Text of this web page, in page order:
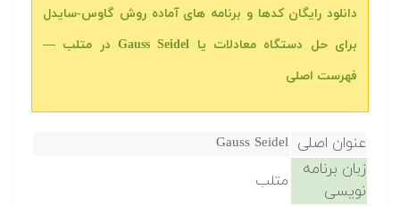
دانلود رایگان کدها و برنامه های آماده روش گاوس-سایدل
برای حل دستگاه معادلات یا Gauss Seidel در متلب‬‬ —
فهرست اصلی
عنوان اصلی Gauss Seidel
زبان برنامه
نویسی
متلب